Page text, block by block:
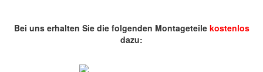
Bei uns erhalten Sie die folgenden Montageteile kostenlos
dazu: